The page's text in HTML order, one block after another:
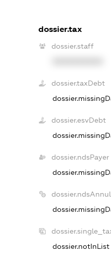
dossier.tax
dossier.staff
dossier.taxDebt
dossier.esvDebt
dossier.ndsPayer
dossier.ndsAnnul
dossier.notInList